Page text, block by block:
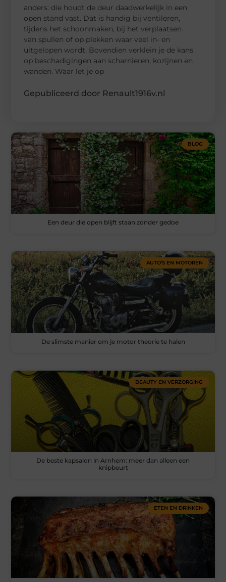
anders: die houdt de deur daadwerkelijk in een
open stand vast. Dat is handig bij ventileren,
tijdens het schoonmaken, bij het verplaatsen
van spullen of op plekken waar veel in- en
uitgelopen wordt. Bovendien verklein je de kans
op beschadigingen aan scharnieren, kozijnen en
wanden. Waar let je op
Gepubliceerd door Renault1916v.nl
BLOG
Een deur die open blijft staan zonder gedoe
AUTO’S EN MOTOREN
De slimste manier om je motor theorie te halen
BEAUTY EN VERZORGING
De beste kapsalon in Arnhem: meer dan alleen een
knipbeurt
ETEN EN DRINKEN